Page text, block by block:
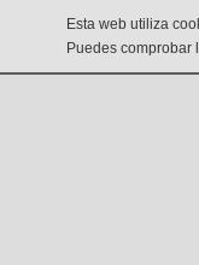
Esta web utiliza
Puedes comprobar